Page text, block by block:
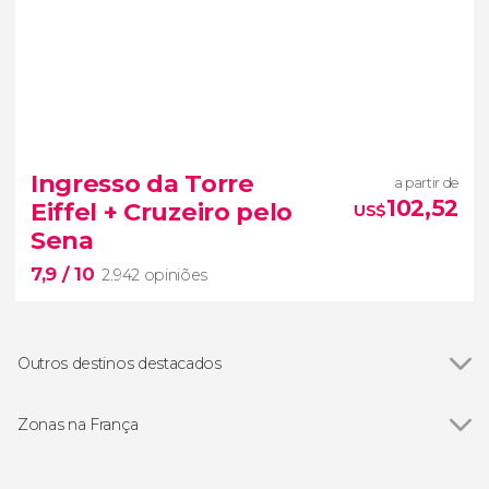
7.623 opiniões
Cidade da Luz
ônibus
turístico de Paris
principais pontos de interesse
Ingresso da Torre
Eiffel + Cruzeiro pelo
Sena
7,9 / 10 2.942 opiniões
a partir de
US$102,52
Outros destinos destacados
Nantes
Zonas na França